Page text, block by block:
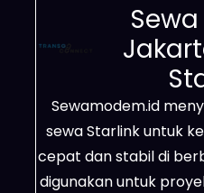
pemakaian
yang
jaringannya
daerah
sinyal lemah,
belum
Sewamodem.id
sewa Starlink untuk
cepat dan stabil di
digunakan untuk